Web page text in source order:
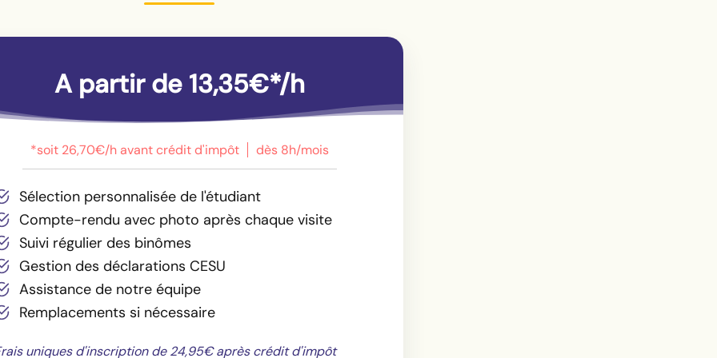
A partir de 13,35€*/h
*soit 26,70€/h avant crédit d'impôt dès 8h/mois
Sélection personnalisée de l'étudiant
Compte-rendu avec photo après chaque visite
Suivi régulier des binômes
Gestion des déclarations CESU
Assistance de notre équipe
Remplacements si nécessaire
uniques d'inscription de 24,95€ après crédit d'impôt